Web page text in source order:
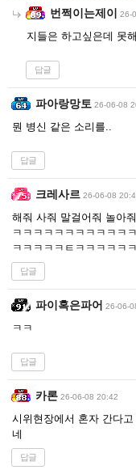
번쩍이는제이 26-
지들은 하고싶은데 못
답글
파아랑망토 26-06-08
뭔 병신 같은 소리를..
답글
크레사르 26-06-08
해줘 사줘 말걸어줘 놀아줘
ㅋㅋㅋㅋㅋㅋㅋㅋㅋㅋㅋ
ㅋㅋㅋㅋㅋㅌㅋㅋㅋㅋㅋㅋ
답글
파이혹은파어 26-06-
ㅋㅋ
답글
카론 26-06-08 20:42
시위현장에서 혼자 간다
네
답글